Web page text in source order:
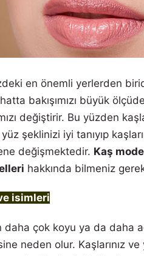
en önemli yerlerden
bakışımızı büyük
değiştirir. Bu yüzden
yüz şeklinizi iyi tanıyıp
değişmektedir. Kaş
hakkında bilmeniz
isimleri
çok koyu ya da daha
neden olur. Kaşlarınız